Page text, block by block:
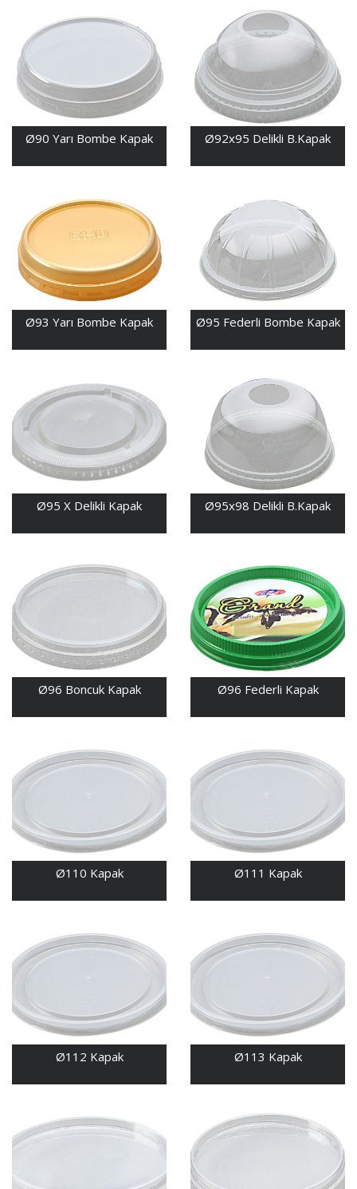
Ø90 Yarı Bombe Kapak Ø92x95 Delikli B.Kapak
Ø93 Yarı Bombe Kapak Ø95 Federli Bombe Kapak
Ø95 X Delikli Kapak Ø95x98 Delikli B.Kapak
Ø96 Boncuk Kapak Ø96 Federli Kapak
Ø110 Kapak Ø111 Kapak
Ø112 Kapak Ø113 Kapak